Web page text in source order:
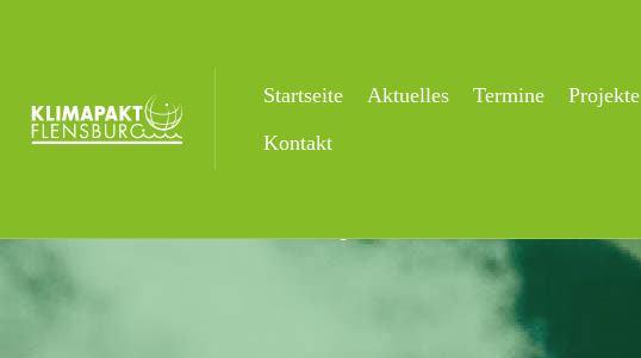
Startseite Aktuelles Termine Projekte
Kontakt
Aktuelles